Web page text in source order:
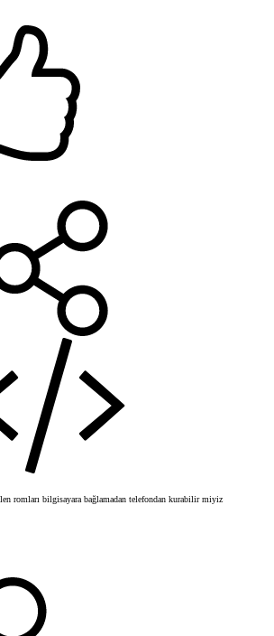
romları bilgisayara bağlamadan telefondan kurabilir miyiz